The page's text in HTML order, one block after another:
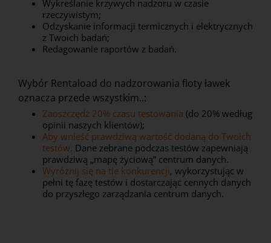
Wykreślanie krzywych nadzoru w czasie
rzeczywistym;
Odzyskanie informacji termicznych i elektrycznych
z Twoich badań;
Redagowanie raportów z badań.
Wybór Rentaload do nadzorowania floty ławek
oznacza przede wszystkim..:
Zaoszczędź 20% czasu testowania (do 20% według
opinii naszych klientów);
Aby wnieść prawdziwą wartość dodaną do Twoich
testów. Dane zebrane podczas testów zapewniają
prawdziwą „mapę życiową” centrum danych.
Wyróżnij się na tle konkurencji, wykorzystując w
pełni tę fazę testów i dostarczając cennych danych
do przyszłego zarządzania centrum danych.